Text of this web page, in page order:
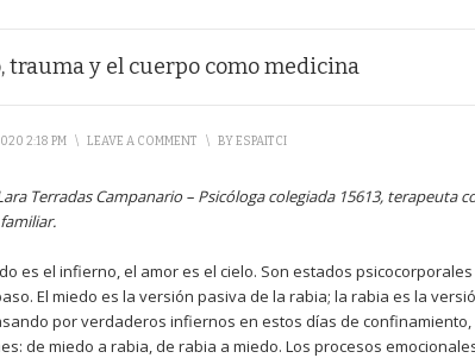
trauma y el cuerpo como medicina
2:18 PM \ LEAVE A COMMENT \ BYESPAITCI
Terradas Campanario – Psicóloga colegiada 15613, terapeuta
es el infierno, el amor es el cielo. Son estados
El miedo es la versión pasiva de la rabia; la rabia es la
por verdaderos infiernos en estos días de
de miedo a rabia, de rabia a miedo. Los procesos